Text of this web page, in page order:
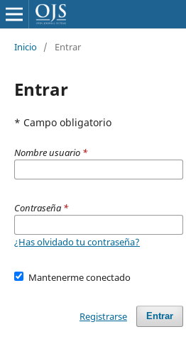
Inicio / Entrar
Entrar
* Campo obligatorio
Nombre usuario *
Contraseña *
¿Has olvidado tu contraseña?
Mantenerme conectado
Entrar
Registrarse